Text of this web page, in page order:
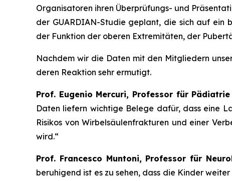
Organisatoren ihren Überprüfungs- und
der GUARDIAN-Studie geplant, die sich auf ein
der Funktion der oberen Extremitäten, der
Nachdem wir die Daten mit den Mitgliedern
deren Reaktion sehr ermutigt.
Prof. Eugenio Mercuri, Professor für
Daten liefern wichtige Belege dafür, dass eine
Risikos von Wirbelsäulenfrakturen und einer
wird.“
Prof. Francesco Muntoni, Professor für
beruhigend ist es zu sehen, dass die Kinder